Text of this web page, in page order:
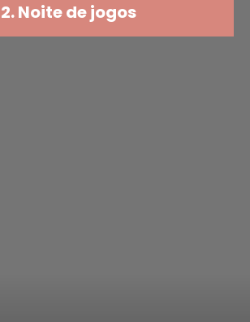
2. Noite de jogos